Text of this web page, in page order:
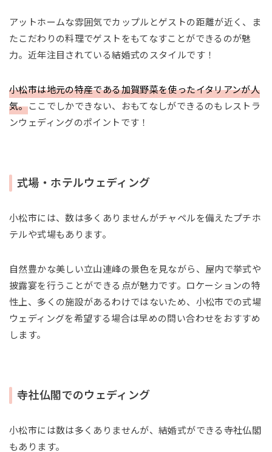
アットホームな雰囲気でカップルとゲストの距離が近く、ま
たこだわりの料理でゲストをもてなすことができるのが魅
力。近年注目されている結婚式のスタイルです！
小松市は地元の特産である加賀野菜を使ったイタリアンが人
気。ここでしかできない、おもてなしができるのもレストラ
ンウェディングのポイントです！
式場・ホテルウェディング
小松市には、数は多くありませんがチャペルを備えたプチホ
テルや式場もあります。
自然豊かな美しい立山連峰の景色を見ながら、屋内で挙式や
披露宴を行うことができる点が魅力です。ロケーションの特
性上、多くの施設があるわけではないため、小松市での式場
ウェディングを希望する場合は早めの問い合わせをおすすめ
します。
寺社仏閣でのウェディング
小松市には数は多くありませんが、結婚式ができる寺社仏閣
もあります。